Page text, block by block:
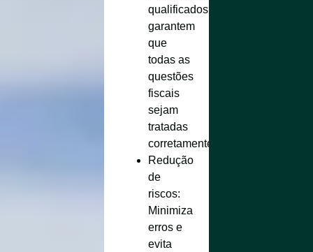
qualificados
garantem
que
todas as
questões
fiscais
sejam
tratadas
corretamente.
Redução
de
riscos:
Minimiza
erros e
evita